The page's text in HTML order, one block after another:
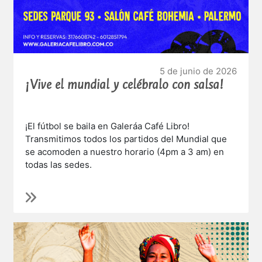
5 de junio de 2026
¡Vive el mundial y celébralo con salsa!
¡El fútbol se baila en Galeráa Café Libro!
Transmitimos todos los partidos del Mundial que
se acomoden a nuestro horario (4pm a 3 am) en
todas las sedes.
futboleros y promociones.